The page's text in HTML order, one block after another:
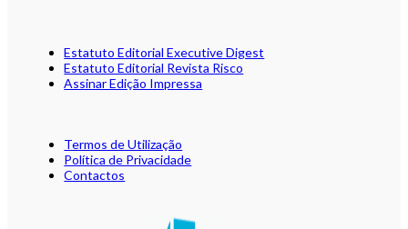
Estatuto Editorial Executive Digest
Estatuto Editorial Revista Risco
Assinar Edição Impressa
Termos de Utilização
Política de Privacidade
Contactos